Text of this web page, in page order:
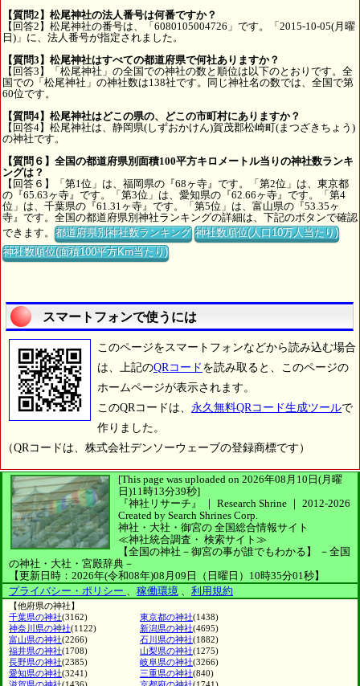
【質問2】松尾神社の法人番号は何番ですか？
【回答2】松尾神社の番号は、「6080105004726」です。「2015-10-05(月曜
日)」に、法人番号が指定されました。
【質問3】松尾神社はすべての都道府県で何社ありますか？
【回答3】「松尾神社」の全国での神社の数と順位は以下のとおりです。全
国での「松尾神社」の神社数は138社です。同じ神社名の数では、全国で第
60位です。
【質問4】松尾神社はどこの県の、どこの市町村にありますか？
【回答4】松尾神社は、静岡県(しずおかけん)賀茂郡松崎町(まつざきちょう)
の神社です。
【質問６】全国の都道府県別面積100平方キロメートル当りの神社数ランキ
ングは？
【回答６】「第1位」は、福岡県の『68ヶ寺』です。「第2位」は、東京都
の『65.63ヶ寺』です。「第3位」は、愛知県の『62.66ヶ寺』です。「第4
位」は、千葉県の『61.31ヶ寺』です。「第5位」は、富山県の『53.35ヶ
寺』です。全国の都道府県別神社ランキングの詳細は、下記のボタンで確認
できます。都道府県別神社数ランキング 神社数順位(人口10万人当たり)
神社数順位(面積100平方Km当たり)
スマートフォンで使うには
このページをスマートフォンなどから読み込む場合
は、上記のQRコード を読み取ると、このページの
ホームページが表示されます。
このQRコードは、 永久無料QRコード生成ツールで
作りました。
（QRコードは、株式会社デンソーウェーブの登録商標です）
[This page was uploaded on 2026年08月10日(月曜
日)11時13分39秒]
『神社リサーチ』 ｜ Research Shrine ｜ 2012-2026
Created by Search Shrines Corp.
神社・大社・御宮の 全国総合情報サイト
≪神社統合調査・ 検索サイト≫
【全国の神社－御宮の事が誰でもわかる】
－全国
の神社・大社・宮殿辞典－
【更新日時：2026年(令和08年)08月09日（日曜日）10時35分01秒】
プライバシー・ポリシー 、 稼働環境 、 利用規約
【他府県の神社】
千葉県の神社(3162) 東京都の神社(1438)
神奈川県の神社(1122) 新潟県の神社(4695)
富山県の神社(2266) 石川県の神社(1882)
福井県の神社(1708) 山梨県の神社(1275)
長野県の神社(2385) 岐阜県の神社(3266)
愛知県の神社(3241) 三重県の神社(840)